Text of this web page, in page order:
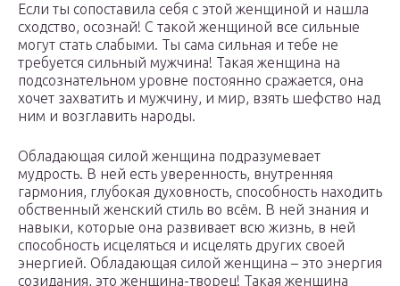
Если ты сопоставила себя с этой женщиной и нашла
сходство, осознай! С такой женщиной все сильные
могут стать слабыми. Ты сама сильная и тебе не
требуется сильный мужчина! Такая женщина на
подсознательном уровне постоянно сражается, она
хочет захватить и мужчину, и мир, взять шефство над
ним и возглавить народы.
Обладающая силой женщина подразумевает
мудрость. В ней есть уверенность, внутренняя
гармония, глубокая духовность, способность находить
обственный женский стиль во всём. В ней знания и
навыки, которые она развивает всю жизнь, в ней
способность исцеляться и исцелять других своей
энергией. Обладающая силой женщина – это энергия
созидания, это женщина-творец! Такая женщина